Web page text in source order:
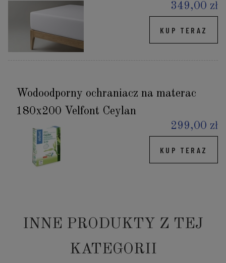
349,00 zł
KUP TERAZ
Wodoodporny ochraniacz na materac
180x200 Velfont Ceylan
299,00 zł
KUP TERAZ
INNE PRODUKTY Z TEJ
KATEGORII